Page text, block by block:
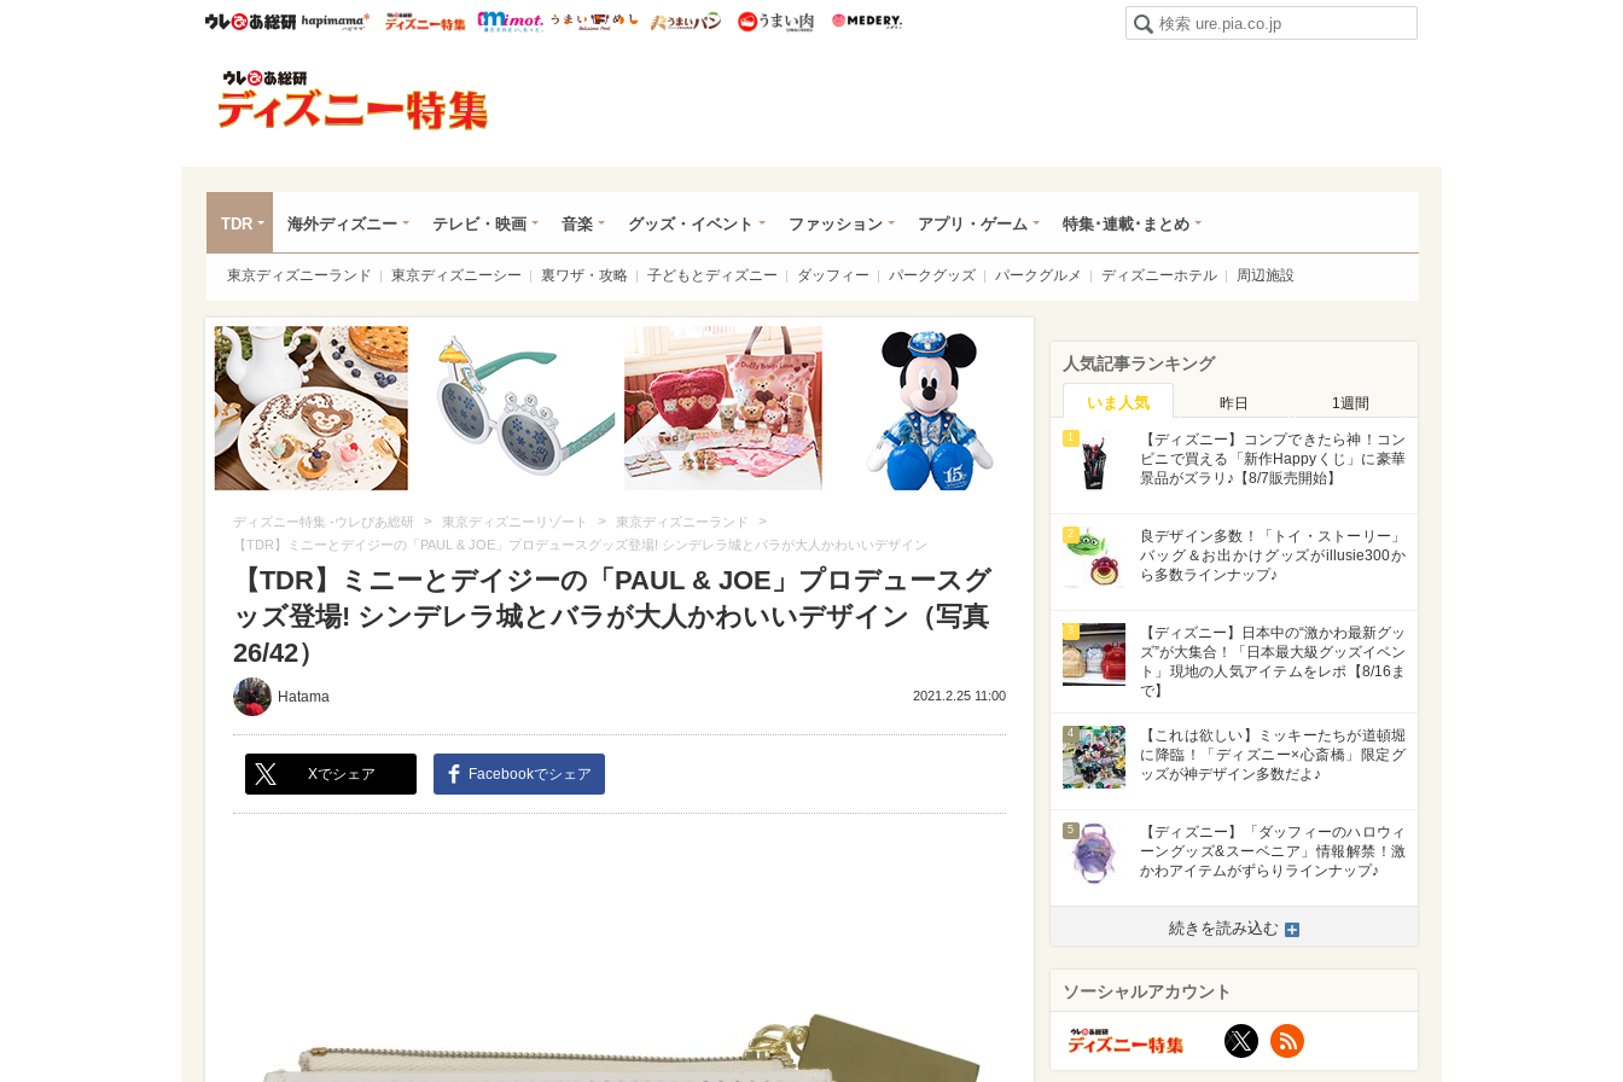
ウレぴあ総研ハピママ* ウレぴあ総研 ディズニー特集
mimot. うまいめし うまいパン うまい肉
TDR 海外ディズニー テレビ・映画 音楽 グッズ・イベント ファッション アプリ・ゲーム 特集･連載･まとめ
東京ディズニーランド 東京ディズニーシー 裏ワザ・攻略 子どもとディズニー ダッフィー パークグッズ パークグルメ ディズニーホテル 周辺施設
ディズニー特集 -ウレぴあ総研 > 東京ディズニーリゾート > 東京ディズニーランド >
【TDR】ミニーとデイジーの「PAUL & JOE」プロデュースグッズ登場! シンデレラ城とバラが大人かわいいデザイン
【TDR】ミニーとデイジーの「PAUL & JOE」プロデュースグ
ッズ登場! シンデレラ城とバラが大人かわいいデザイン（写真
26/42）
Hatama 2021.2.25 11:00
Xでシェア Facebookでシェア
人気記事ランキング
いま人気 昨日 1週間
1
【ディズニー】コンプできたら神！コン
ビニで買える「新作Happyくじ」に豪華
景品がズラリ♪【8/7販売開始】
2
良デザイン多数！「トイ・ストーリー」
バッグ＆お出かけグッズがillusie300か
ら多数ラインナップ♪
3
【ディズニー】日本中の“激かわ最新グッ
ズ”が大集合！「日本最大級グッズイベン
ト」現地の人気アイテムをレポ【8/16ま
で】
4
【これは欲しい】ミッキーたちが道頓堀
に降臨！「ディズニー×心斎橋」限定グ
ッズが神デザイン多数だよ♪
5
【ディズニー】「ダッフィーのハロウィ
ーングッズ&スーベニア」情報解禁！激
かわアイテムがずらりラインナップ♪
続きを読み込む
ソーシャルアカウント
X